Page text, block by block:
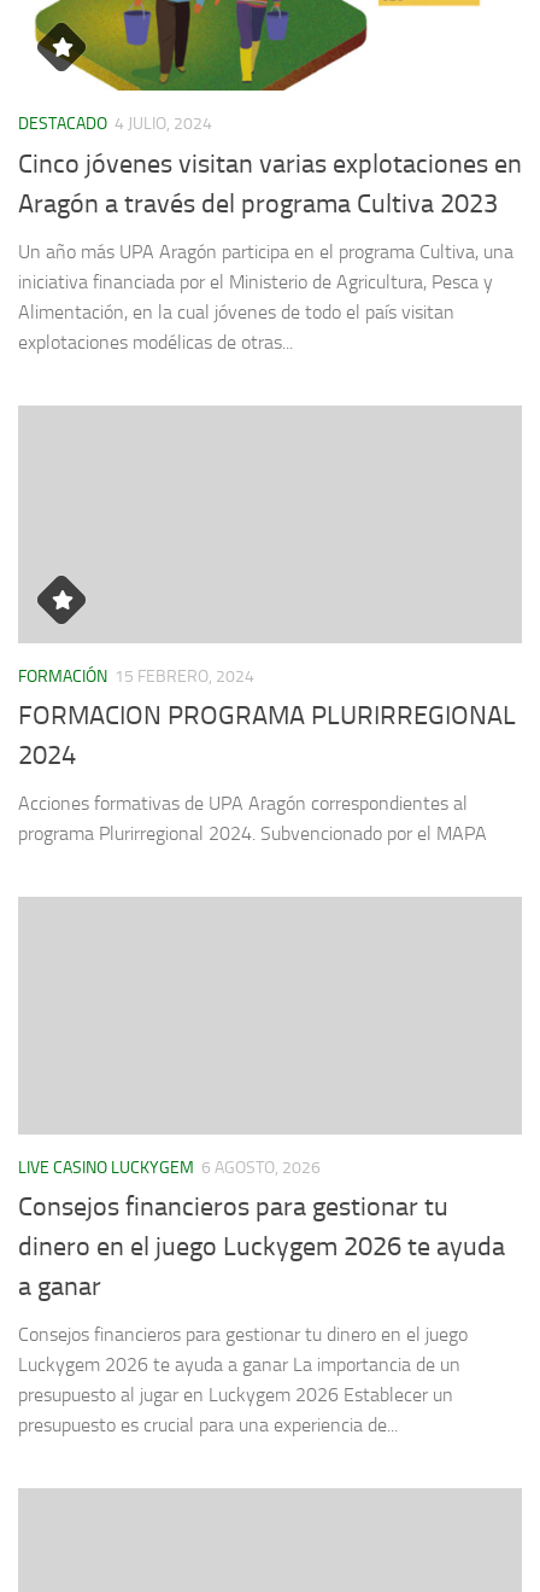
DESTACADO 4 JULIO, 2024
Cinco jóvenes visitan varias explotaciones en
Aragón a través del programa Cultiva 2023
Un año más UPA Aragón participa en el programa Cultiva, una
iniciativa financiada por el Ministerio de Agricultura, Pesca y
Alimentación, en la cual jóvenes de todo el país visitan
explotaciones modélicas de otras...
FORMACIÓN 15 FEBRERO, 2024
FORMACION PROGRAMA PLURIRREGIONAL
2024
Acciones formativas de UPA Aragón correspondientes al
programa Plurirregional 2024. Subvencionado por el MAPA
LIVE CASINO LUCKYGEM 6 AGOSTO, 2026
Consejos financieros para gestionar tu
dinero en el juego Luckygem 2026 te ayuda
a ganar
Consejos financieros para gestionar tu dinero en el juego
Luckygem 2026 te ayuda a ganar La importancia de un
presupuesto al jugar en Luckygem 2026 Establecer un
presupuesto es crucial para una experiencia de...